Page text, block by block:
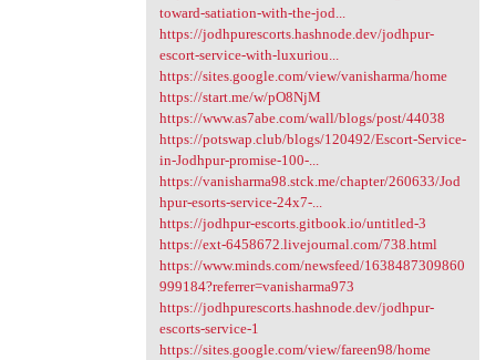
toward-satiation-with-the-jod...
https://jodhpurescorts.hashnode.dev/jodhpur-
escort-service-with-luxuriou...
https://sites.google.com/view/vanisharma/home
https://start.me/w/pO8NjM
https://www.as7abe.com/wall/blogs/post/44038
https://potswap.club/blogs/120492/Escort-Service-
in-Jodhpur-promise-100-...
https://vanisharma98.stck.me/chapter/260633/Jod
hpur-esorts-service-24x7-...
https://jodhpur-escorts.gitbook.io/untitled-3
https://ext-6458672.livejournal.com/738.html
https://www.minds.com/newsfeed/1638487309860
999184?referrer=vanisharma973
https://jodhpurescorts.hashnode.dev/jodhpur-
escorts-service-1
https://sites.google.com/view/fareen98/home